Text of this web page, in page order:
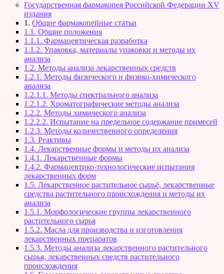
Государственная фармакопея Российской Федерации XV
издания
1. Общие фармакопейные статьи
1.1. Общие положения
1.1.1. Фармацевтическая разработка
1.1.2. Упаковка, материалы упаковки и методы их
анализа
1.2. Методы анализа лекарственных средств
1.2.1. Методы физического и физико-химического
анализа
1.2.1.1. Методы спектрального анализа
1.2.1.2. Хроматографические методы анализа
1.2.2. Методы химического анализа
1.2.2.2. Испытание на предельное содержание примесей
1.2.3. Методы количественного определения
1.3. Реактивы
1.4. Лекарственные формы и методы их анализа
1.4.1. Лекарственные формы
1.4.2. Фармацевтико-технологические испытания
лекарственных форм
1.5. Лекарственное растительное сырьё, лекарственные
средства растительного происхождения и методы их
анализа
1.5.1. Морфологические группы лекарственного
растительного сырья
1.5.2. Масла для производства и изготовления
лекарственных препаратов
1.5.3. Методы анализа лекарственного растительного
сырья, лекарственных средств растительного
происхождения